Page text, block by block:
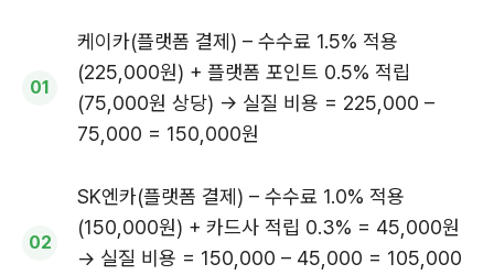
케이카(플랫폼 결제) – 수수료 1.5% 적용
(225,000원) + 플랫폼 포인트 0.5% 적립
(75,000원 상당) → 실질 비용 = 225,000 –
75,000 = 150,000원
SK엔카(플랫폼 결제) – 수수료 1.0% 적용
(150,000원) + 카드사 적립 0.3% = 45,000원
→ 실질 비용 = 150,000 – 45,000 = 105,000